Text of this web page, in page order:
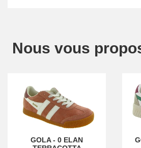
Nous vous
GOLA- 0 ELAN